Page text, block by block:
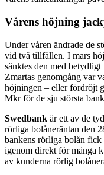
Vårens höjning
Under våren ändrade de
vid två tillfällen. I mars
sänktes den med
Zmartas genomgång var
höjningen – eller fördröjt
Mkr för de sju största
Swedbank är ett av de
rörliga bolåneräntan den
bankens rörliga bolån
igenom direkt för många
av kunderna rörlig